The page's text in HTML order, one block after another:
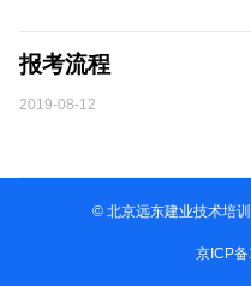
报考流程
2019-08-12
© 北京远东建业技术培
京ICP